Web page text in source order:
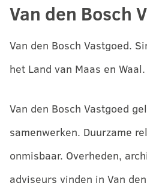
Van den Bosch
Van den Bosch Vastgoed.
het Land van Maas en Waal.
Van den Bosch Vastgoed
samenwerken. Duurzame
onmisbaar. Overheden,
adviseurs vinden in Van